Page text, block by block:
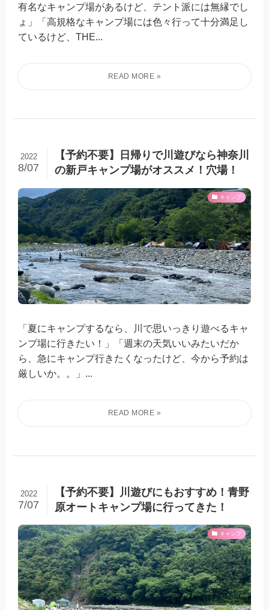
有名なキャンプ場があるけど、テント派には無縁でし
ょ」「高規格なキャンプ場には色々行って十分満足し
ているけど、THE...
【予約不要】日帰りで川遊びなら神奈川
の新戸キャンプ場がオススメ！穴場！
2022
8/07
キャンプ
「夏にキャンプするなら、川で思いっきり遊べるキャ
ンプ場に行きたい！」「週末の天気いいみたいだか
ら、急にキャンプ行きたくなったけど、今から予約は
厳しいか。。」...
【予約不要】川遊びにもおすすめ！青野
原オートキャンプ場に行ってきた！
2022
7/07
キャンプ